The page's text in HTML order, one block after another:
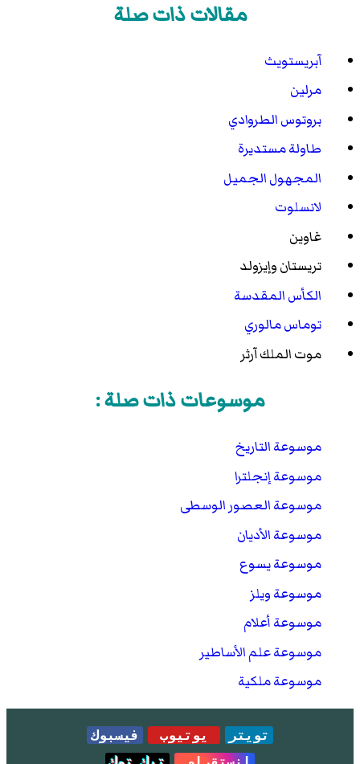
مقالات ذات صلة
آبريستويث
مرلين
بروتوس الطروادي
طاولة مستديرة
المجهول الجميل
لانسلوت
غاوين
تريستان وإيزولد
الكأس المقدسة
توماس مالوري
موت الملك آرثر
موسوعات ذات صلة :
موسوعة التاريخ
موسوعة إنجلترا
موسوعة العصور الوسطى
موسوعة الأديان
موسوعة يسوع
موسوعة ويلز
موسوعة أعلام
موسوعة علم الأساطير
موسوعة ملكية
تويتر يوتيوب
فيسبوك